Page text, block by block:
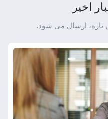
اخیر
تازه، ارسال می شود.